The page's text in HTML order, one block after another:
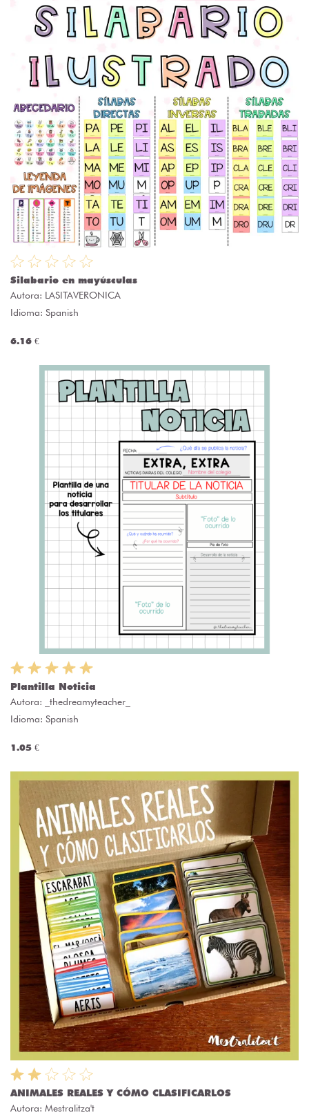
Silabario en mayúsculas
Autora: LASITAVERONICA
Idioma: Spanish
6.16 €
Plantilla Noticia
Autora:
_thedreamyteacher_
Idioma: Spanish
1.05 €
ANIMALES REALES Y CÓMO CLASIFICARLOS
Autora: Mestralitza't